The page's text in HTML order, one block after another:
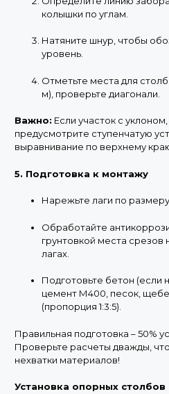
колышки по углам.
Натяните шнур, чтобы
уровень.
Отметьте места для
м), проверьте диагонали.
Важно: Если участок с уклоном,
предусмотрите ступенчатую
выравнивание по верхнему
5. Подготовка к монтажу
Нарежьте лаги по
Обработайте
грунтовкой места срезов
лагах.
Подготовьте бетон (если
цемент М400, песок,
(пропорция 1:3:5).
Правильная подготовка – 50%
Проверьте расчеты дважды,
нехватки материалов!
Установка опорных столбов